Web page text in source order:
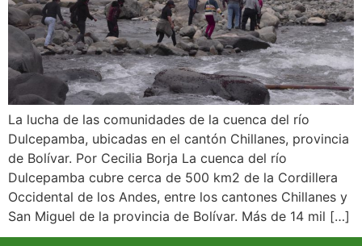
La lucha de las comunidades de la cuenca del río
Dulcepamba, ubicadas en el cantón Chillanes, provincia
de Bolívar. Por Cecilia Borja La cuenca del río
Dulcepamba cubre cerca de 500 km2 de la Cordillera
Occidental de los Andes, entre los cantones Chillanes y
San Miguel de la provincia de Bolívar. Más de 14 mil […]